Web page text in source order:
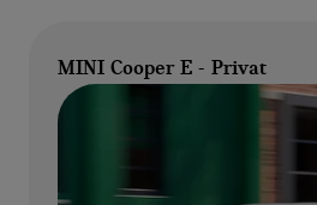
MINI Cooper E - Privat